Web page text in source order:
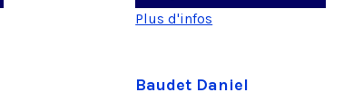
Plus d'infos
Baudet Daniel